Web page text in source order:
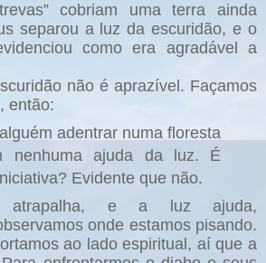
cobriam uma terra ainda
separou a luz da escuridão, e o
como era agradável a
não é aprazível. Façamos
então:
adentrar numa floresta
nenhuma ajuda da luz. É
Evidente que não.
atrapalha, e a luz ajuda,
onde estamos pisando.
ao lado espiritual, aí que a